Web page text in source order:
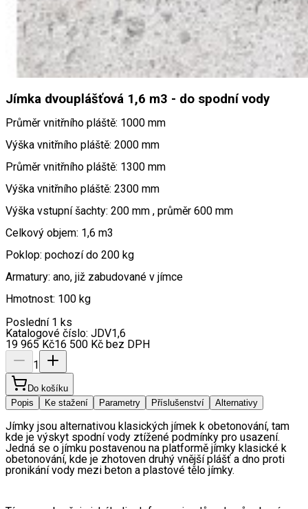
Jímka dvouplášťová 1,6 m3 - do spodní vody
Průměr vnitřního pláště: 1000 mm
Výška vnitřního pláště: 2000 mm
Průměr vnitřního pláště: 1300 mm
Výška vnitřního pláště: 2300 mm
Výška vstupní šachty: 200 mm , průměr 600 mm
Celkový objem: 1,6 m3
Poklop: pochozí do 200 kg
Armatury: ano, již zabudované v jímce
Hmotnost: 100 kg
Poslední 1 ks
Katalogové číslo: JDV1,6
19 965 Kč16 500 Kč bez DPH
1
Do košíku
Popis
Ke stažení Parametry Příslušenství Alternativy
Jímky jsou alternativou klasických jímek k obetonování, tam
kde je výskyt spodní vody ztížené podmínky pro usazení.
Jedná se o jímku postavenou na platformě jímky klasické k
obetonování, kde je zhotoven druhý vnější plášť a dno proti
pronikání vody mezi beton a plastové tělo jímky.